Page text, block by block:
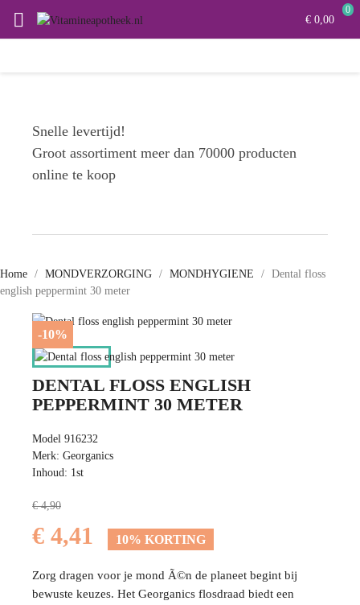
 € 0,00
0
Snelle levertijd!
Groot assortiment meer dan 70000 producten
online te koop
Home MONDVERZORGING MONDHYGIENE
Dental floss
english peppermint 30 meter
-10%
DENTAL FLOSS ENGLISH
PEPPERMINT 30 METER
Model 916232
Merk: Georganics
Inhoud: 1st
€ 4,90
€ 4,41 10% KORTING
Zorg dragen voor je mond Ã©n de planeet begint bij
bewuste keuzes. Het Georganics flosdraad biedt een